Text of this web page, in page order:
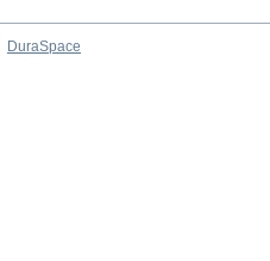
DuraSpace